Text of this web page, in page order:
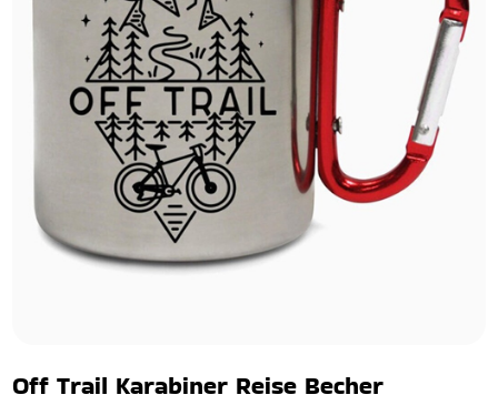
Off Trail Karabiner Reise Becher